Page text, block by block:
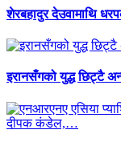
शेरबहादुर देउवामाथि
इरानसँगको युद्ध छिट्टै